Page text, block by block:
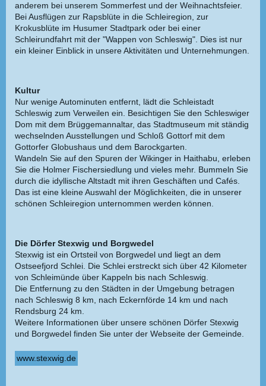
anderem bei unserem Sommerfest und der Weihnachtsfeier.
Bei Ausflügen zur Rapsblüte in die Schleiregion, zur
Krokusblüte im Husumer Stadtpark oder bei einer
Schleirundfahrt mit der "Wappen von Schleswig". Dies ist nur
ein kleiner Einblick in unsere Aktivitäten und Unternehmungen.
Kultur
Nur wenige Autominuten entfernt, lädt die Schleistadt
Schleswig zum Verweilen ein. Besichtigen Sie den Schleswiger
Dom mit dem Brüggemannaltar, das Stadtmuseum mit ständig
wechselnden Ausstellungen und Schloß Gottorf mit dem
Gottorfer Globushaus und dem Barockgarten.
Wandeln Sie auf den Spuren der Wikinger in Haithabu, erleben
Sie die Holmer Fischersiedlung und vieles mehr. Bummeln Sie
durch die idyllische Altstadt mit ihren Geschäften und Cafés.
Das ist eine kleine Auswahl der Möglichkeiten, die in unserer
schönen Schleiregion unternommen werden können.
Die Dörfer Stexwig und Borgwedel
Stexwig ist ein Ortsteil von Borgwedel und liegt an dem
Ostseefjord Schlei. Die Schlei erstreckt sich über 42 Kilometer
von Schleimünde über Kappeln bis nach Schleswig.
Die Entfernung zu den Städten in der Umgebung betragen
nach Schleswig 8 km, nach Eckernförde 14 km und nach
Rendsburg 24 km.
Weitere Informationen über unsere schönen Dörfer Stexwig
und Borgwedel finden Sie unter der Webseite der Gemeinde.
www.stexwig.de